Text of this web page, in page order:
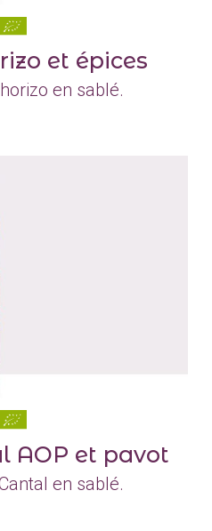
et épices
en sablé.
AOP et pavot
en sablé.